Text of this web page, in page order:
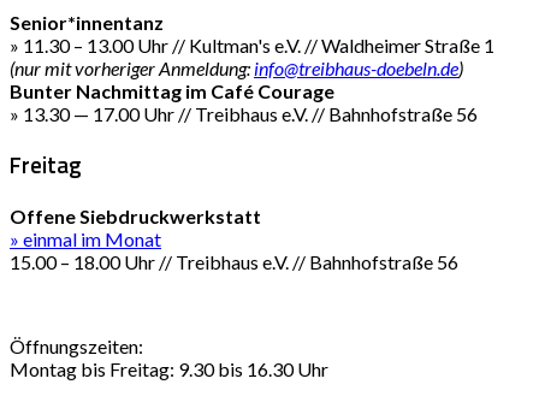
Senior*innentanz
» 11.30 – 13.00 Uhr // Kultman's e.V. // Waldheimer Straße 1
(nur mit vorheriger Anmeldung: info@treibhaus-doebeln.de)
Bunter Nachmittag im Café Courage
» 13.30 — 17.00 Uhr // Treibhaus e.V. // Bahnhofstraße 56
Freitag
Offene Siebdruckwerkstatt
» einmal im Monat
15.00 – 18.00 Uhr // Treibhaus e.V. // Bahnhofstraße 56
Öffnungszeiten:
Montag bis Freitag: 9.30 bis 16.30 Uhr